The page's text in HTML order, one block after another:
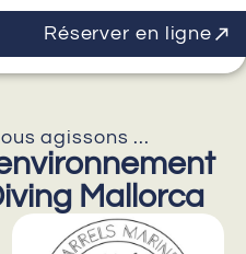
Réserver en ligne
agissons ...
Mallorca